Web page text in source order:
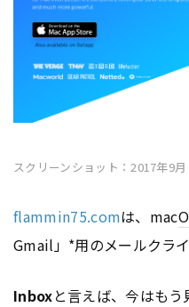
スクリーンショット：2017年9月
flammin75.comは、mac
Gmail」*用のメールクライ
Inboxと言えば、今はも